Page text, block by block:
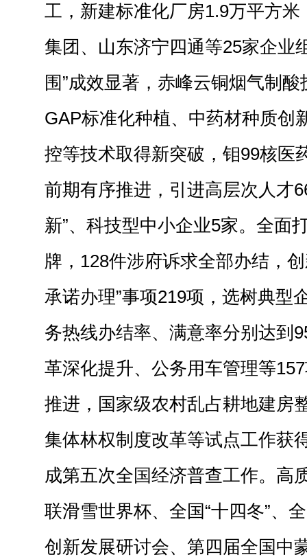
工，新建标准化厂房1.9万平方
集团、山东济宁四通等25家企业
围”成效显著，赤峰云铜烟气制
GAP标准化种植、中药材种质创
控等技术取得新突破，钼99核医
前期有序推进，引进高层次人才
新”、科技型中小企业5家。全面
牌，128件涉府诉求全部办结，
承诺办理”事项219项，选树典型
务热线办结率、满意率分别达到
革深化提升、公务用车管理等
推进，国家级农村乱占耕地建房
集体林权制度改革等试点工作获
成第五次全国经济普查工作。高
联滑雪世界杯、全国“十四冬”、
创新发展研讨会、第四届全国中